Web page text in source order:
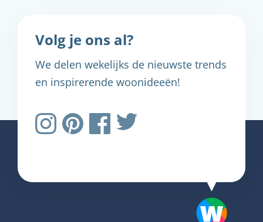
Volg je ons al?
We delen wekelijks de nieuwste trends
en inspirerende woonideeën!